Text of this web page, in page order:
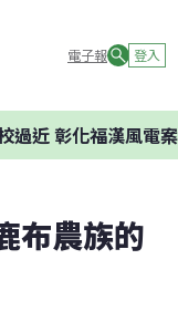
電子報 登入
近 彰化福漢風電案
布農族的